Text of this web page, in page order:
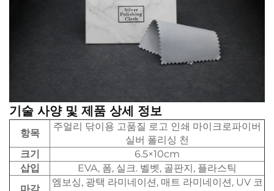
기술 사양 및 제품 상세 정보
항목
주얼리 닦이용 고품질 로고 인쇄 마이크로파이버
실버 폴리싱 천
크기
6.5×10cm
삽입
EVA, 폼, 실크. 벨벳, 골판지, 플라스틱
엠보싱, 광택 라미네이션, 매트 라미네이션, UV 코